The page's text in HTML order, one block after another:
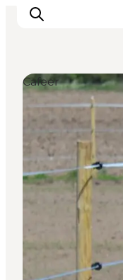
Feriesteder
Inspiration
Events
Overnatning
Planlæg din
Cafeer